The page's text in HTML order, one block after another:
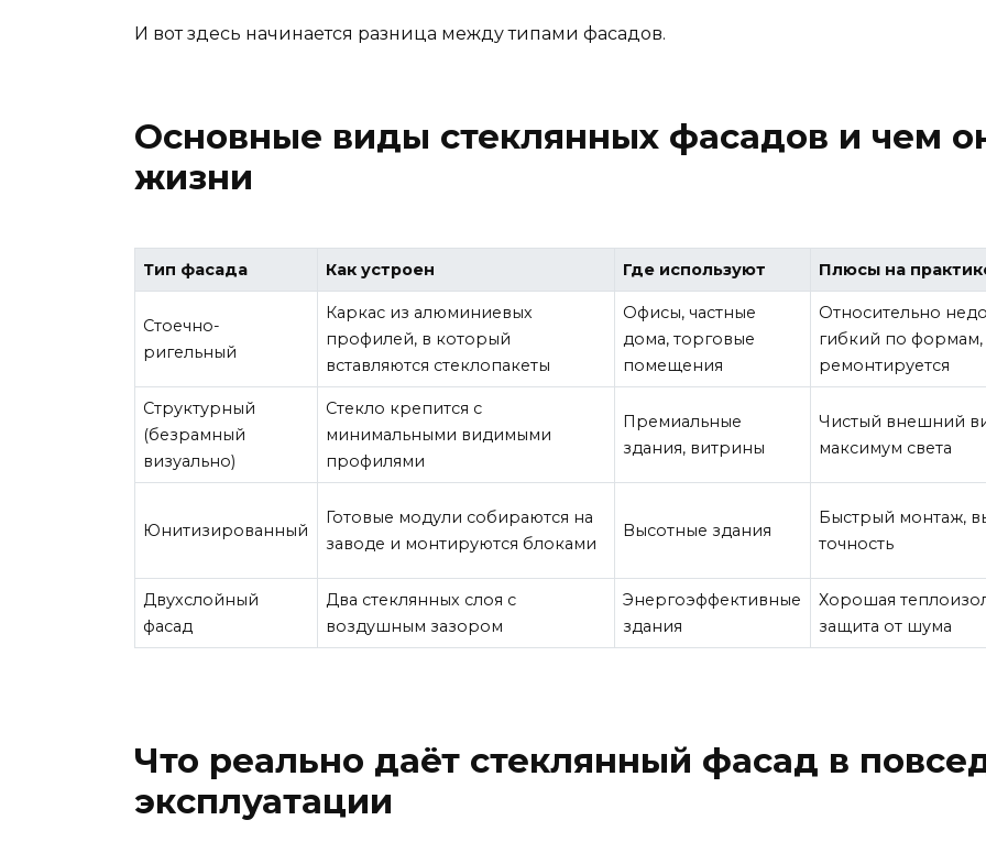
И вот здесь начинается разница между типами фасадов.
Основные виды стеклянных фасадов и чем
жизни
Тип фасада Как устроен Где используют Плюсы на
Стоечно-
ригельный
Каркас из алюминиевых
профилей, в который
вставляются стеклопакеты
Офисы, частные
дома, торговые
помещения
Относительно
гибкий по формам,
ремонтируется
Структурный
(безрамный
визуально)
Стекло крепится с
минимальными видимыми
профилями
Премиальные
здания, витрины
Чистый внешний
максимум света
Юнитизированный
Готовые модули собираются на
заводе и монтируются блоками
Высотные здания
Быстрый монтаж,
точность
Двухслойный
фасад
Два стеклянных слоя с
воздушным зазором
Энергоэффективные
здания
Хорошая
защита от шума
Что реально даёт стеклянный фасад в
эксплуатации